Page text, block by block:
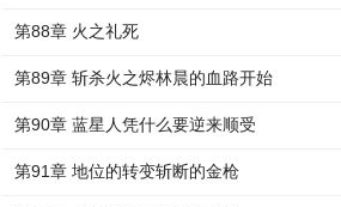
第88章 火之礼死
第89章 斩杀火之烬林晨的血路开始
第90章 蓝星人凭什么要逆来顺受
第91章 地位的转变斩断的金枪